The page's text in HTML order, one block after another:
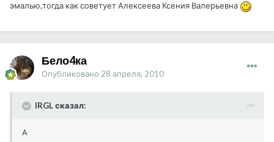
эмалью,тогда как советует Алексеева Ксения Валерьевна
Бело4ка
Опубликовано 28 апреля, 2010
IRGL сказал:
А